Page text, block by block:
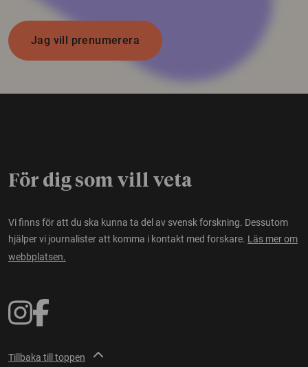
Jag vill prenumerera
För dig som vill veta
Vi finns för att du ska kunna ta del av svensk forskning. Dessutom
hjälper vi journalister att komma i kontakt med forskare. Läs mer om
webbplatsen.
Tillbaka till toppen